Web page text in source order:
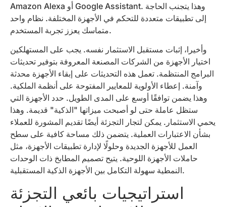
Amazon Alexa أو Google Assistant. وهذا يتجنب الحاجة
إلى تطبيقات متعددة للتحكم في الأجهزة المختلفة. نظام واحد
متماسك يعزز تجربة المستخدم.
وأخيرا، إثبات مستقبل الاستثمار نفسه. يجب على المستهلكين
اختيار الأجهزة من الشركات المصنعة المعروفة بتوفير تحديثات
البرامج المنتظمة. تعمل هذه التحديثات على إبقاء الأجهزة محدثة
وآمنة. إعطاء الأولوية للمعايير المفتوحة على أنظمة الملكية.
وهذا يضمن توافقًا أوسع على المدى الطويل. حدد الأجهزة التي
ستظل عاملة حتى لو أصبحت ميزاتها "الذكية" قديمة. وهذا
يحمي الاستثمار. يمكن لتجار التجزئة أيضًا تقديم المشورة للعملاء
بشأن الاعتبارات العملية. يتضمن ذلك مساحة كافية على سطح
العمل للأجهزة الجديدة وحلولًا لإدارة تطبيقات الأجهزة، مثل
حاملات الأجهزة اللوحية. يتيح تصميم المطابخ ذات الوحدات
النمطية سهولة التكامل بين الأجهزة الذكية المستقبلية.
استراتيجيات بائعي التجزئة